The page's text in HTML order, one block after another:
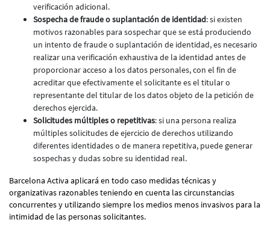
verificación adicional.
Sospecha de fraude o suplantación de identidad: si existen
motivos razonables para sospechar que se está produciendo
un intento de fraude o suplantación de identidad, es necesario
realizar una verificación exhaustiva de la identidad antes de
proporcionar acceso a los datos personales, con el fin de
acreditar que efectivamente el solicitante es el titular o
representante del titular de los datos objeto de la petición de
derechos ejercida.
Solicitudes múltiples o repetitivas: si una persona realiza
múltiples solicitudes de ejercicio de derechos utilizando
diferentes identidades o de manera repetitiva, puede generar
sospechas y dudas sobre su identidad real.
Barcelona Activa aplicará en todo caso medidas técnicas y
organizativas razonables teniendo en cuenta las circunstancias
concurrentes y utilizando siempre los medios menos invasivos para la
intimidad de las personas solicitantes.